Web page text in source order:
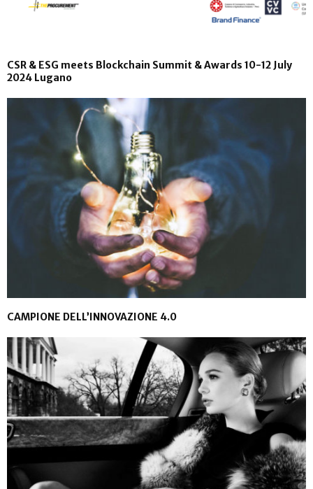
CSR & ESG meets Blockchain Summit & Awards 10-12 July
2024 Lugano
CAMPIONE DELL’INNOVAZIONE 4.0